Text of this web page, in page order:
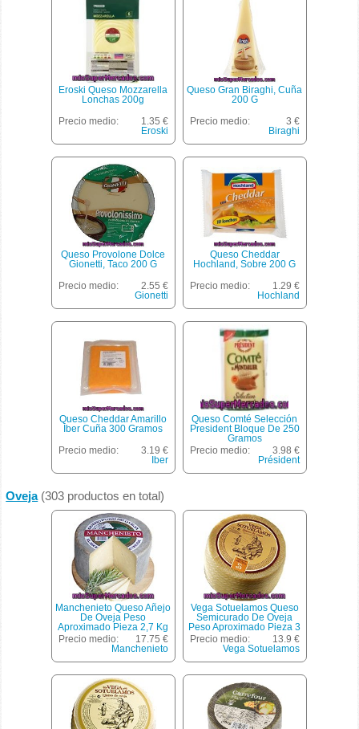
Eroski Queso Mozzarella
Lonchas 200g
Precio medio:
1.35 €
Eroski
Queso Gran Biraghi, Cuña
200 G
Precio medio:
3 €
Biraghi
Queso Provolone Dolce
Gionetti, Taco 200 G
Precio medio:
2.55 €
Gionetti
Queso Cheddar
Hochland, Sobre 200 G
Precio medio:
1.29 €
Hochland
Queso Cheddar Amarillo
Iber Cuña 300 Gramos
Precio medio:
3.19 €
Iber
Queso Comté Selección
President Bloque De 250
Gramos
Precio medio:
3.98 €
Président
Oveja(303 productos en total)
Manchenieto Queso Añejo
De Oveja Peso
Aproximado Pieza 2,7 Kg
Precio medio:
17.75 €
Manchenieto
Vega Sotuelamos Queso
Semicurado De Oveja
Peso Aproximado Pieza 3
Kg
Precio medio:
13.9 €
Vega Sotuelamos